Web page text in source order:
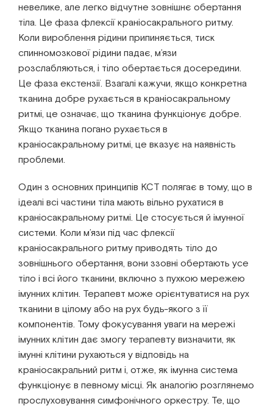
невелике, але легко відчутне зовнішнє обертання
тіла. Це фаза флексії краніосакрального ритму.
Коли вироблення рідини припиняється, тиск
спинномозкової рідини падає, м’язи
розслабляються, і тіло обертається досередини.
Це фаза екстензії. Взагалі кажучи, якщо конкретна
тканина добре рухається в краніосакральному
ритмі, це означає, що тканина функціонує добре.
Якщо тканина погано рухається в
краніосакральному ритмі, це вказує на наявність
проблеми.
Один з основних принципів КСТ полягає в тому, що в
ідеалі всі частини тіла мають вільно рухатися в
краніосакральному ритмі. Це стосується й імунної
системи. Коли м’язи під час флексії
краніосакрального ритму приводять тіло до
зовнішнього обертання, вони ззовні обертають усе
тіло і всі його тканини, включно з пухкою мережею
імунних клітин. Терапевт може орієнтуватися на рух
тканини в цілому або на рух будь-якого з її
компонентів. Тому фокусування уваги на мережі
імунних клітин дає змогу терапевту визначити, як
імунні клітини рухаються у відповідь на
краніосакральний ритм і, отже, як імунна система
функціонує в певному місці. Як аналогію розглянемо
прослуховування симфонічного оркестру. Те, що